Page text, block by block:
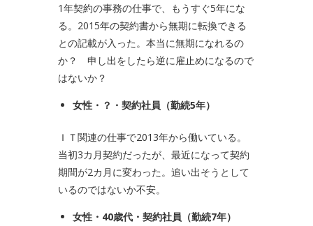
1年契約の事務の仕事で、もうすぐ5年にな
る。2015年の契約書から無期に転換できる
との記載が入った。本当に無期になれるの
か？ 申し出をしたら逆に雇止めになるので
はないか？
女性・？・契約社員（勤続5年）
ＩＴ関連の仕事で2013年から働いている。
当初3カ月契約だったが、最近になって契約
期間が2カ月に変わった。追い出そうとして
いるのではないか不安。
女性・ 40歳代・契約社員（勤続7年）